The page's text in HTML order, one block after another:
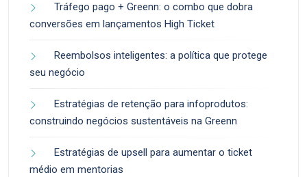
Tráfego pago + Greenn: o combo que dobra
conversões em lançamentos High Ticket
Reembolsos inteligentes: a política que protege
seu negócio
Estratégias de retenção para infoprodutos:
construindo negócios sustentáveis na Greenn
Estratégias de upsell para aumentar o ticket
médio em mentorias